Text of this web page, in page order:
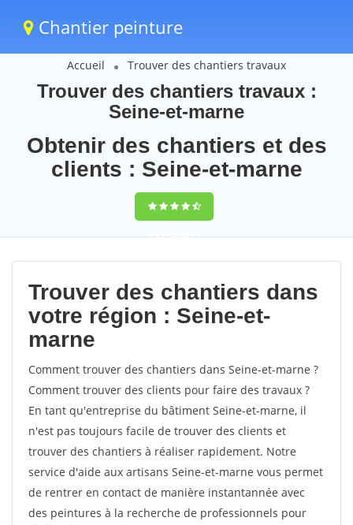
Chantier peinture
Accueil Trouver des chantiers travaux
Trouver des chantiers travaux :
Seine-et-marne
Obtenir des chantiers et des
clients : Seine-et-marne
9,5(100%)79
votes
Trouver des chantiers dans
votre région : Seine-et-
marne
Comment trouver des chantiers dans Seine-et-marne ?
Comment trouver des clients pour faire des travaux ?
En tant qu'entreprise du bâtiment Seine-et-marne, il
n'est pas toujours facile de trouver des clients et
trouver des chantiers à réaliser rapidement. Notre
service d'aide aux artisans Seine-et-marne vous permet
de rentrer en contact de manière instantannée avec
des peintures à la recherche de professionnels pour